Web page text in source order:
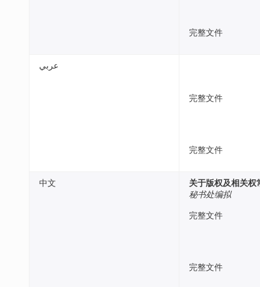
完整文件
عربي
完整文件
完整文件
中文
关于版权及相关权
秘书处编拟
完整文件
完整文件